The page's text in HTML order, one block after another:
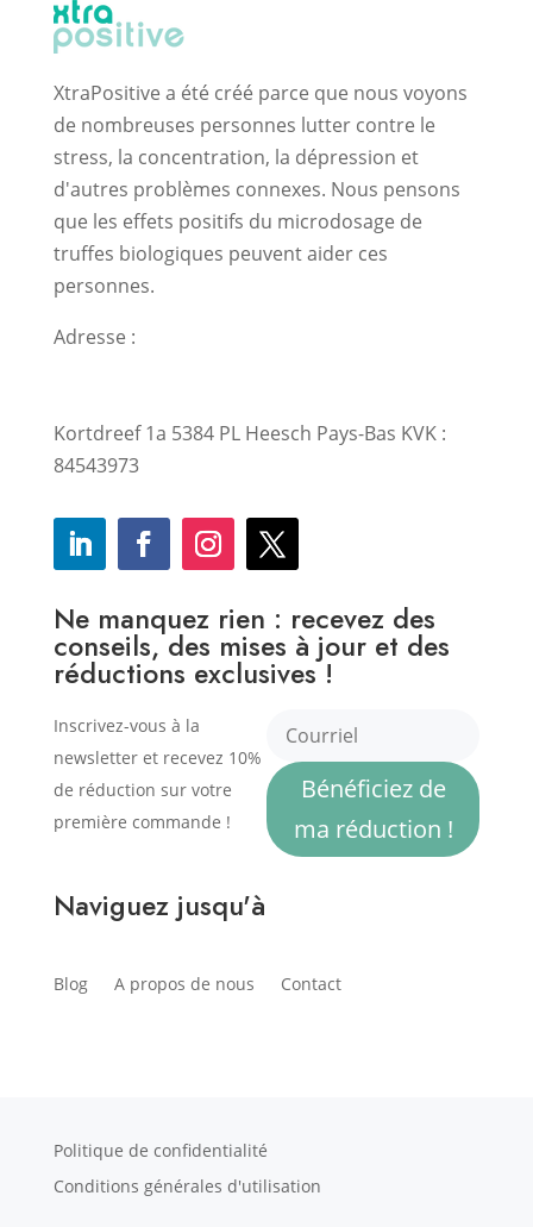
XtraPositive a été créé parce que nous voyons
de nombreuses personnes lutter contre le
stress, la concentration, la dépression et
d'autres problèmes connexes. Nous pensons
que les effets positifs du microdosage de
truffes biologiques peuvent aider ces
personnes.
Adresse :
Kortdreef 1a 5384 PL Heesch Pays-Bas KVK :
84543973
Ne manquez rien : recevez des
conseils, des mises à jour et des
réductions exclusives !
Inscrivez-vous à la
newsletter et recevez 10%
de réduction sur votre
première commande !
Bénéficiez de
ma réduction !
Naviguez jusqu'à
Blog A propos de nous Contact
Politique de confidentialité
Conditions générales d'utilisation